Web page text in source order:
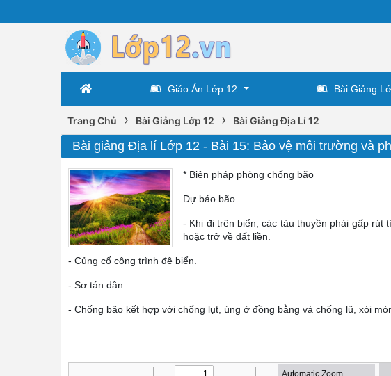
Giáo Án Lớp 12 Bài Giảng
Trang Chủ › Bài Giảng Lớp 12 › Bài Giảng Địa Lí 12
Bài giảng Địa lí Lớp 12 - Bài 15: Bảo vệ môi trường và
* Biện pháp phòng chống bão
Dự báo bão.
- Khi đi trên biển, các tàu thuyền phải gấp rút
hoặc trở về đất liền.
- Củng cố công trình đê biển.
- Sơ tán dân.
- Chống bão kết hợp với chống lụt, úng ở đồng bằng và chống lũ, xói